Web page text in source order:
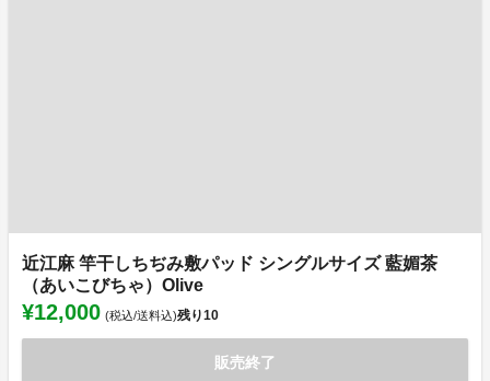
近江麻 竿干しちぢみ敷パッド シングルサイズ 藍媚茶
（あいこびちゃ）Olive
¥12,000 (税込/送料込)残り10
販売終了